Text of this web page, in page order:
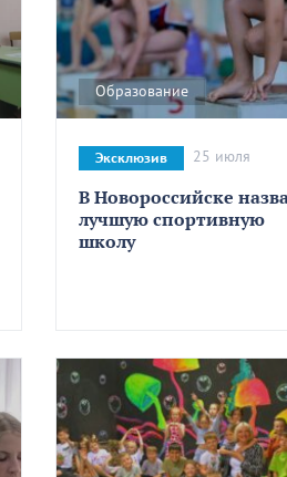
Образование
В Новороссийске
лучшую спортивную
школу
Эксклюзив 25 июля